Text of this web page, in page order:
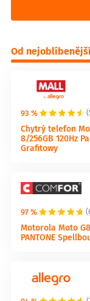
Od
93 %
Chytrý telefon
8/256GB 120Hz
Grafitowy
97 %
Motorola Moto
PANTONE